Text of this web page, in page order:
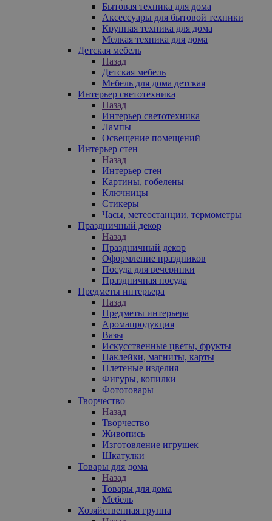
Бытовая техника для дома
Аксессуары для бытовой техники
Крупная техника для дома
Мелкая техника для дома
Детская мебель
Назад
Детская мебель
Мебель для дома детская
Интерьер светотехника
Назад
Интерьер светотехника
Лампы
Освещение помещений
Интерьер стен
Назад
Интерьер стен
Картины, гобелены
Ключницы
Стикеры
Часы, метеостанции, термометры
Праздничный декор
Назад
Праздничный декор
Оформление праздников
Посуда для вечеринки
Праздничная посуда
Предметы интерьера
Назад
Предметы интерьера
Аромапродукция
Вазы
Искусственные цветы, фрукты
Наклейки, магниты, карты
Плетеные изделия
Фигуры, копилки
Фототовары
Творчество
Назад
Творчество
Живопись
Изготовление игрушек
Шкатулки
Товары для дома
Назад
Товары для дома
Мебель
Хозяйственная группа